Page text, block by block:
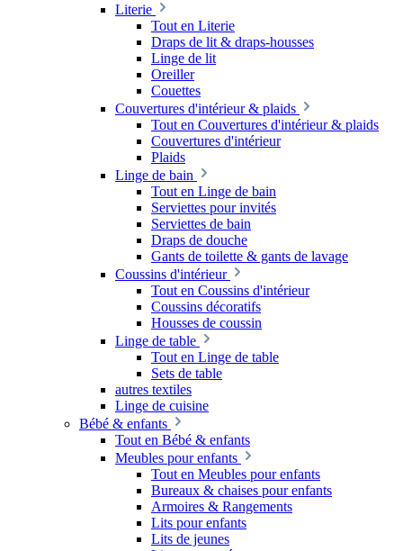
Literie
Tout en Literie
Draps de lit & draps-housses
Linge de lit
Oreiller
Couettes
Couvertures d'intérieur & plaids
Tout en Couvertures d'intérieur & plaids
Couvertures d'intérieur
Plaids
Linge de bain
Tout en Linge de bain
Serviettes pour invités
Serviettes de bain
Draps de douche
Gants de toilette & gants de lavage
Coussins d'intérieur
Tout en Coussins d'intérieur
Coussins décoratifs
Housses de coussin
Linge de table
Tout en Linge de table
Sets de table
autres textiles
Linge de cuisine
Bébé & enfants
Tout en Bébé & enfants
Meubles pour enfants
Tout en Meubles pour enfants
Bureaux & chaises pour enfants
Armoires & Rangements
Lits pour enfants
Lits de jeunes